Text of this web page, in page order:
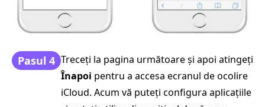
Pasul 4 Treceți la pagina următoare și apoi atingeți
Înapoi pentru a accesa ecranul de ocolire
iCloud. Acum vă puteți configura aplicațiile